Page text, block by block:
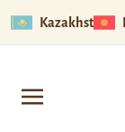
Kazakhstan